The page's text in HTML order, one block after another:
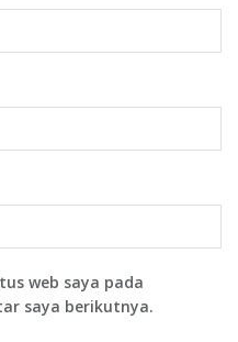
web saya pada
saya berikutnya.